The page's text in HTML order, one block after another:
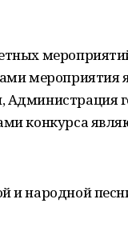
Администрация
конкурса
и народной